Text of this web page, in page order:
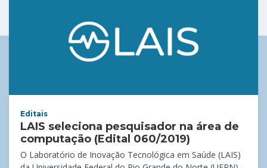
Editais
LAIS seleciona pesquisador na área de
computação (Edital 060/2019)
O Laboratório de Inovação Tecnológica em Saúde (LAIS)